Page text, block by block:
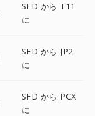
SFD から T11
に
SFD から JP2
に
SFD から PCX
に